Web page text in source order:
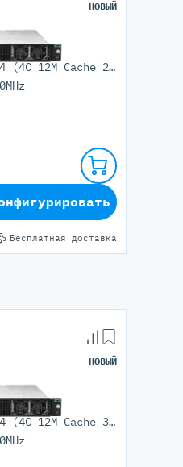
НОВЫЙ
1x Intel Xeon E-2414 (4C 12M Cache 2.60 GHz)
Бесплатная доставка
НОВЫЙ
1x Intel Xeon E-2434 (4C 12M Cache 3.40 GHz)